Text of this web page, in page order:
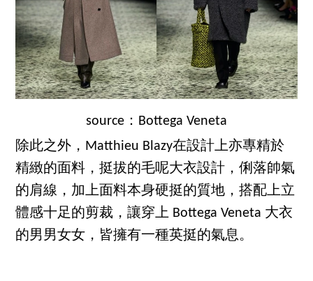
source：Bottega Veneta
除此之外，Matthieu Blazy在設計上亦專精於
精緻的面料，挺拔的毛呢大衣設計，俐落帥氣
的肩線，加上面料本身硬挺的質地，搭配上立
體感十足的剪裁，讓穿上 Bottega Veneta 大衣
的男男女女，皆擁有一種英挺的氣息。